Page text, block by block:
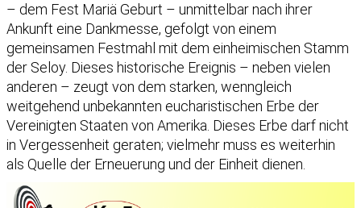
– dem Fest Mariä Geburt – unmittelbar nach ihrer
Ankunft eine Dankmesse, gefolgt von einem
gemeinsamen Festmahl mit dem einheimischen Stamm
der Seloy. Dieses historische Ereignis – neben vielen
anderen – zeugt von dem starken, wenngleich
weitgehend unbekannten eucharistischen Erbe der
Vereinigten Staaten von Amerika. Dieses Erbe darf nicht
in Vergessenheit geraten; vielmehr muss es weiterhin
als Quelle der Erneuerung und der Einheit dienen.